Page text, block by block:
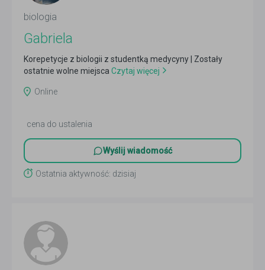
biologia
Gabriela
Korepetycje z biologii z studentką medycyny | Zostały
ostatnie wolne miejsca Czytaj więcej
Online
cena do ustalenia
Wyślij wiadomość
Ostatnia aktywność: dzisiaj